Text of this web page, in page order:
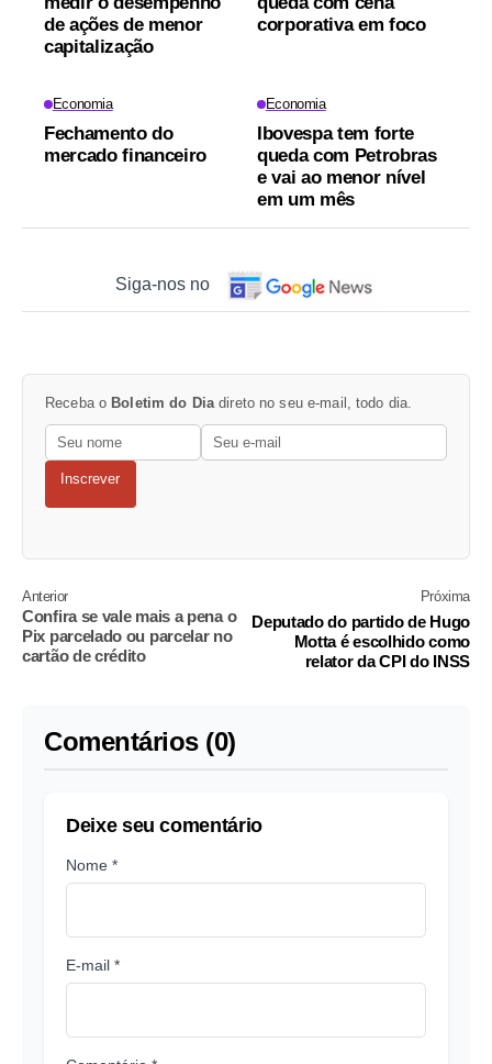
de ações de menor
capitalização
corporativa em foco
Economia
Fechamento do
mercado financeiro
Economia
Ibovespa tem forte
queda com Petrobras
e vai ao menor nível
em um mês
Siga-nos no
Receba o Boletim do Diadireto no seu e-mail, todo dia.
Inscrever
Anterior
Confira se vale mais a pena o
Pix parcelado ou parcelar no
cartão de crédito
Próxima
Deputado do partido de Hugo
Motta é escolhido como
relator da CPI do INSS
Comentários (0)
Deixe seu comentário
Nome *
E-mail *